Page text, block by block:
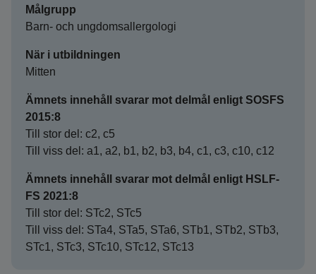
Målgrupp
Barn- och ungdomsallergologi
När i utbildningen
Mitten
Ämnets innehåll svarar mot delmål enligt SOSFS
2015:8
Till stor del: c2, c5
Till viss del: a1, a2, b1, b2, b3, b4, c1, c3, c10, c12
Ämnets innehåll svarar mot delmål enligt HSLF-
FS 2021:8
Till stor del: STc2, STc5
Till viss del: STa4, STa5, STa6, STb1, STb2, STb3,
STc1, STc3, STc10, STc12, STc13